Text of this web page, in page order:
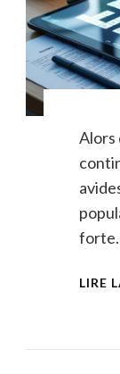
Alors
forte.
LIRE